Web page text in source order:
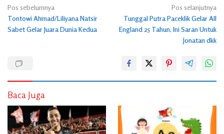
Navigasi
pos
Pos sebelumnya
Tontowi Ahmad/Liliyana Natsir
Sabet Gelar Juara Dunia Kedua
Pos selanjutnya
Tunggal Putra Paceklik Gelar All
England 25 Tahun, Ini Saran Untuk
Jonatan dkk
Baca Juga